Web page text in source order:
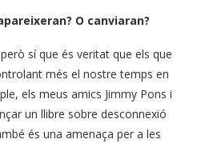
O canviaran?
sí que és veritat que els que
més el nostre temps en
els meus amics Jimmy Pons i
un llibre sobre desconnexió
és una amenaça per a les